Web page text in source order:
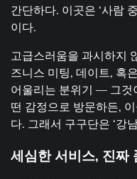
간단하다. 이곳은 ‘사람
이다.
고급스러움을 과시하지
즈니스 미팅, 데이트, 혹
어울리는 분위기 — 그것
떤 감정으로 방문하든,
다. 그래서 구구단은 ‘강
세심한 서비스, 진짜